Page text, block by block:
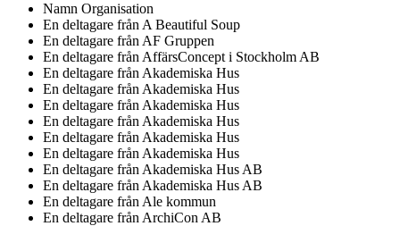
Namn Organisation
En deltagare från A Beautiful Soup
En deltagare från AF Gruppen
En deltagare från AffärsConcept i Stockholm AB
En deltagare från Akademiska Hus
En deltagare från Akademiska Hus
En deltagare från Akademiska Hus
En deltagare från Akademiska Hus
En deltagare från Akademiska Hus
En deltagare från Akademiska Hus
En deltagare från Akademiska Hus AB
En deltagare från Akademiska Hus AB
En deltagare från Ale kommun
En deltagare från ArchiCon AB